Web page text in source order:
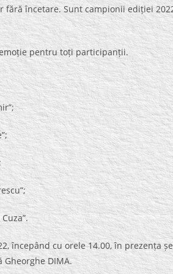
încetare. Sunt campionii ediției
pentru toți participanții.
începând cu orele 14.00, în prezența
DIMA.